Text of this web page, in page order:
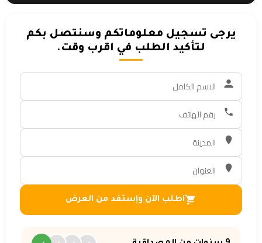
يرجى تسجيل معلوماتكم وسنتصل بكم
لتأكيد الطلب في اقرب وقت.
اطلب الآن وإستفد من العرض